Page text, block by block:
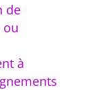
de
ou
à